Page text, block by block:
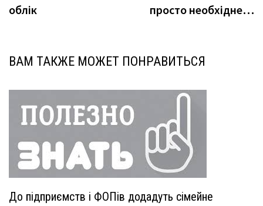
облік
просто необхідне…
ВАМ ТАКЖЕ МОЖЕТ ПОНРАВИТЬСЯ
До підприємств і ФОПів додадуть сімейне